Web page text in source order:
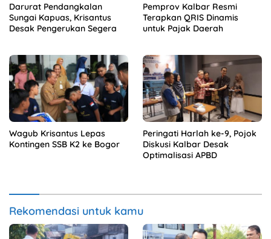
Darurat Pendangkalan
Sungai Kapuas, Krisantus
Desak Pengerukan Segera
Pemprov Kalbar Resmi
Terapkan QRIS Dinamis
untuk Pajak Daerah
Wagub Krisantus Lepas
Kontingen SSB K2 ke Bogor
Peringati Harlah ke-9, Pojok
Diskusi Kalbar Desak
Optimalisasi APBD
Rekomendasi untuk kamu